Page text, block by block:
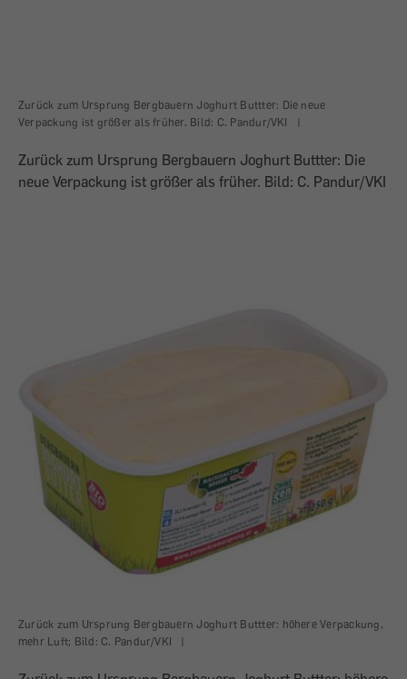
Zurück zum Ursprung Bergbauern Joghurt Buttter: Die neue
Verpackung ist größer als früher. Bild: C. Pandur/VKI
|
Zurück zum Ursprung Bergbauern Joghurt Buttter: Die
neue Verpackung ist größer als früher. Bild: C. Pandur/VKI
Zurück zum Ursprung Bergbauern Joghurt Buttter: höhere Verpackung,
mehr Luft; Bild: C. Pandur/VKI
|